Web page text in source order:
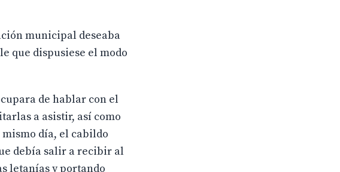
municipal deseaba
que dispusiese el modo
de hablar con el
a asistir, así como
día, el cabildo
debía salir a recibir al
letanías y portando